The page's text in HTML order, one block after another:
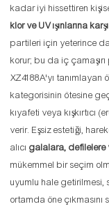
kadar iyi hissettiren
klor ve UV ışınlarına
partileri için yeterince
korur; bu da iç
XZ4188A'yı tanımlayan
kategorisinin ötesine
kıyafeti veya
verir. Eşsiz estetiği,
alıcı galalara, defilelere
mükemmel bir seçim
uyumlu hale getirilmesi,
ortamda öne çıkmasını